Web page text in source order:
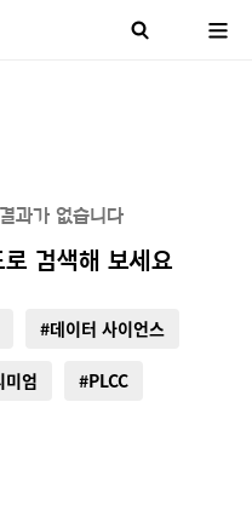
과가 없습니다
검색해 보세요
#데이터 사이언스
미엄 #PLCC